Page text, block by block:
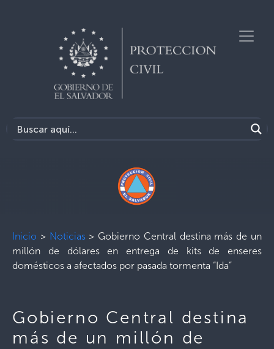
Inicio > Noticias> Gobierno Central destina más de un
millón de dólares en entrega de kits de enseres
domésticos a afectados por pasada tormenta “Ida”
Gobierno Central destina
más de un millón de